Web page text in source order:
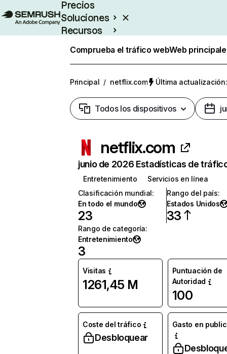
Precios
Soluciones
Recursos
Comprueba el tráfico webWeb
Principal / netflix.com Última
Todos los dispositivos
netflix.com
junio de 2026 Estadísticas de
Entretenimiento
Servicios en línea
Clasificación mundial:
En todo el mundo
23
Rango del país:
Estados Unidos
33
Rango de categoría:
Entretenimiento
3
Visitas
1261,45 M
Puntuación de
Autoridad
100
Coste del tráfico
Desbloquear
Gasto en